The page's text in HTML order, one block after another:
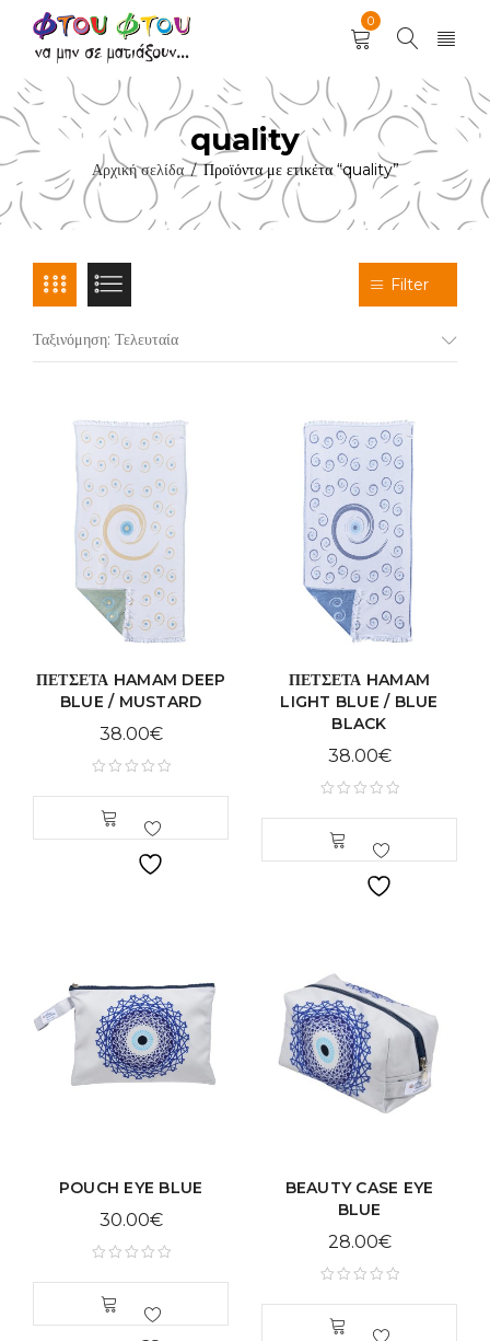
0
quality
Αρχική σελίδα / Προϊόντα με ετικέτα “quality”
Filter
Ταξινόμηση: Τελευταία
ΠΕΤΣΕΤΑ HAMAM DEEP
BLUE / MUSTARD
38.00€
ΠΕΤΣΕΤΑ HAMAM
LIGHT BLUE / BLUE
BLACK
38.00€
POUCH EYE BLUE
30.00€
BEAUTY CASE EYE
BLUE
28.00€